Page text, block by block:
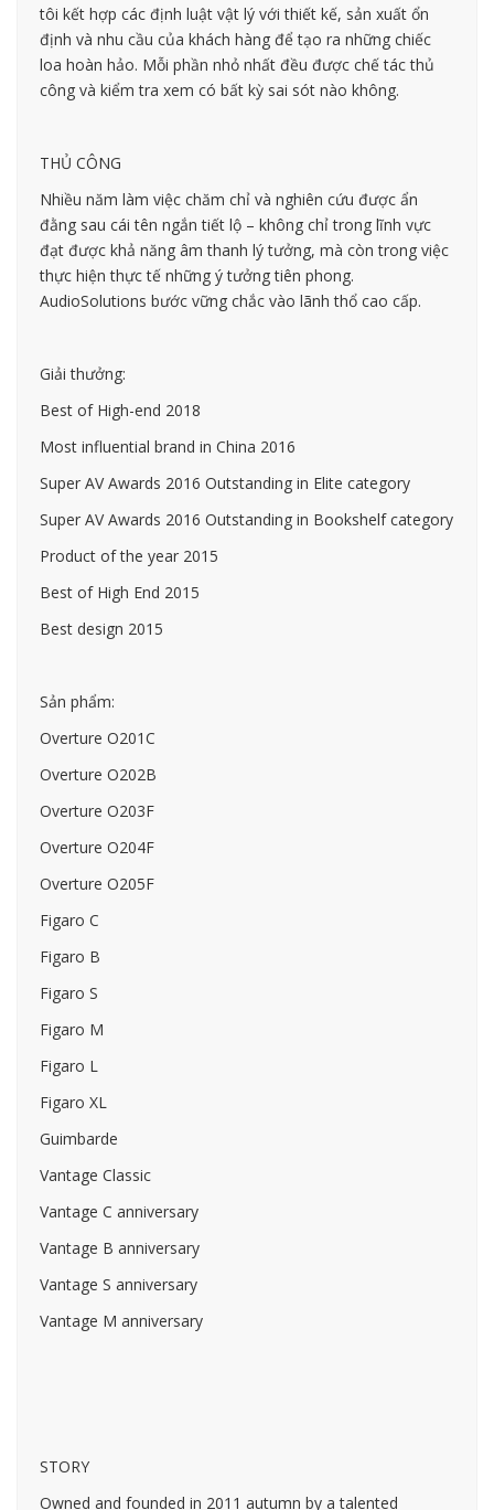
tôi kết hợp các định luật vật lý với thiết kế, sản xuất ổn
định và nhu cầu của khách hàng để tạo ra những chiếc
loa hoàn hảo. Mỗi phần nhỏ nhất đều được chế tác thủ
công và kiểm tra xem có bất kỳ sai sót nào không.
THỦ CÔNG
Nhiều năm làm việc chăm chỉ và nghiên cứu được ẩn
đằng sau cái tên ngắn tiết lộ – không chỉ trong lĩnh vực
đạt được khả năng âm thanh lý tưởng, mà còn trong việc
thực hiện thực tế những ý tưởng tiên phong.
AudioSolutions bước vững chắc vào lãnh thổ cao cấp.
Giải thưởng:
Best of High-end 2018
Most influential brand in China 2016
Super AV Awards 2016 Outstanding in Elite category
Super AV Awards 2016 Outstanding in Bookshelf category
Product of the year 2015
Best of High End 2015
Best design 2015
Sản phẩm:
Overture O201C
Overture O202B
Overture O203F
Overture O204F
Overture O205F
Figaro C
Figaro B
Figaro S
Figaro M
Figaro L
Figaro XL
Guimbarde
Vantage Classic
Vantage C anniversary
Vantage B anniversary
Vantage S anniversary
Vantage M anniversary
STORY
Owned and founded in 2011 autumn by a talented